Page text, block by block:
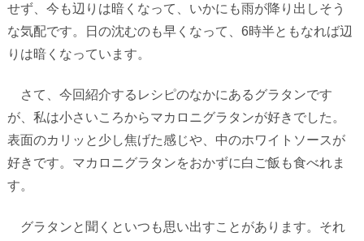
せず、今も辺りは暗くなって、いかにも雨が降り出しそう
な気配です。日の沈むのも早くなって、 6時半ともなれば辺
りは暗くなっています。
さて、今回紹介するレシピのなかにあるグラタンです
が、私は小さいころからマカロニグラタンが好きでした。
表面のカリッと少し焦げた感じや、中のホワイトソースが
好きです。マカロニグラタンをおかずに白ご飯も食べれま
す。
グラタンと聞くといつも思い出すことがあります。それ